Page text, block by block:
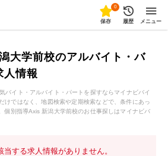
0
保存 履歴 メニュー
大学前校のアルバイト・バ
人情報
バイト・アルバイト・パートを探すならマイナビバイ
けではなく、地図検索や定期検索などで、条件にあっ
個別指導Axis 新潟大学前校のお仕事探しはマイナビバ
当する求人情報がありません。